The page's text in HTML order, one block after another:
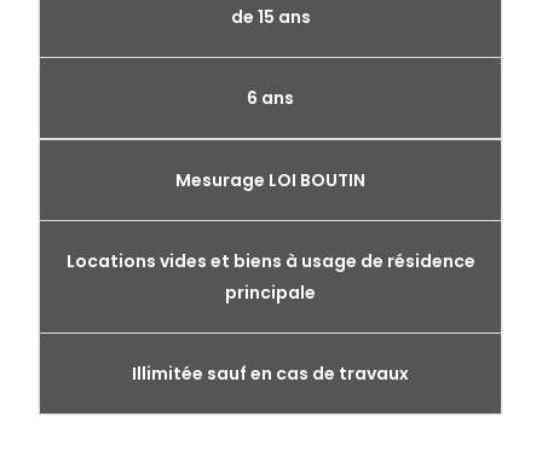
de 15 ans
6 ans
Mesurage LOI BOUTIN
Locations vides et biens à usage de résidence
principale
Illimitée sauf en cas de travaux